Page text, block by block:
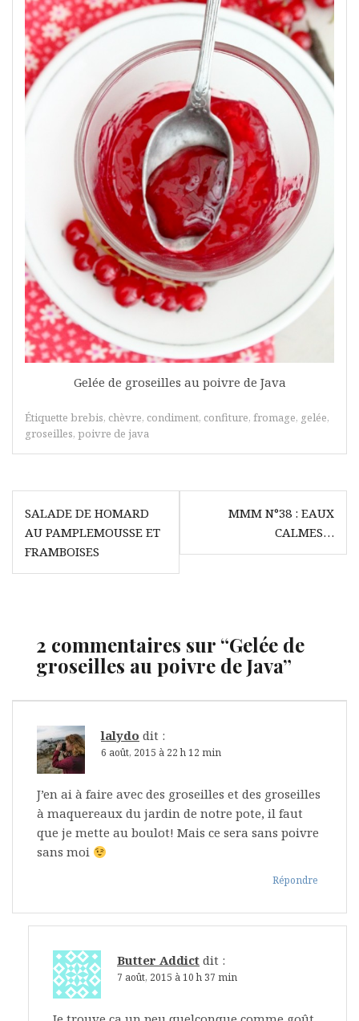
Gelée de groseilles au poivre de Java
Étiquette brebis, chèvre, condiment, confiture, fromage, gelée,
groseilles, poivre de java
Navigation
de
l’article
SALADE DE HOMARD
AU PAMPLEMOUSSE ET
FRAMBOISES
MMM N°38 : EAUX
CALMES…
2 commentaires sur “Gelée de
groseilles au poivre de Java”
lalydo dit :
6 août, 2015 à 22 h 12 min
J’en ai à faire avec des groseilles et des groseilles
à maquereaux du jardin de notre pote, il faut
que je mette au boulot! Mais ce sera sans poivre
sans moi
Répondre
Butter Addict dit :
7 août, 2015 à 10 h 37 min